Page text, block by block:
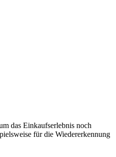
das Einkaufserlebnis noch
für die Wiedererkennung